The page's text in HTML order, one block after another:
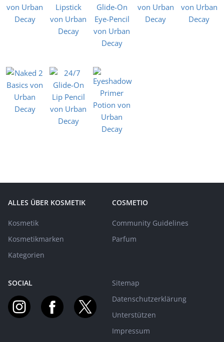
ALLES ÜBER KOSMETIK
Kosmetik
Kosmetikmarken
Kategorien
COSMETIO
Community Guidelines
Parfum
SOCIAL
Sitemap
Datenschutzerklärung
Unterstützen
Impressum